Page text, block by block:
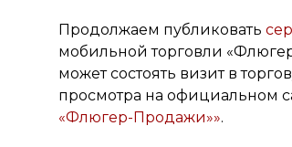
Продолжаем публиковать
мобильной торговли
может состоять визит в
просмотра на официальном
«Флюгер-Продажи»».